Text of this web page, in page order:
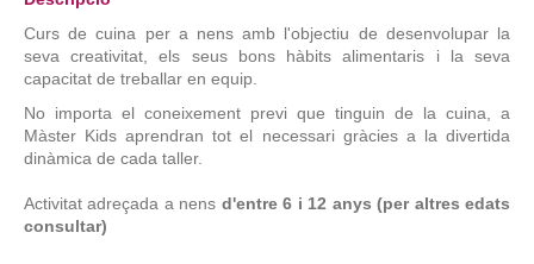
Curs de cuina per a nens amb l'objectiu de desenvolupar la
seva creativitat, els seus bons hàbits alimentaris i la seva
capacitat de treballar en equip.
No importa el coneixement previ que tinguin de la cuina, a
Màster Kids aprendran tot el necessari gràcies a la divertida
dinàmica de cada taller.
Activitat adreçada a nens d'entre 6 i 12 anys (per altres edats
consultar)